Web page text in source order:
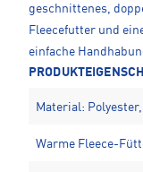
geschnittenes,
Fleecefutter und
einfache
Material: Polyester,
Warme Fleece-